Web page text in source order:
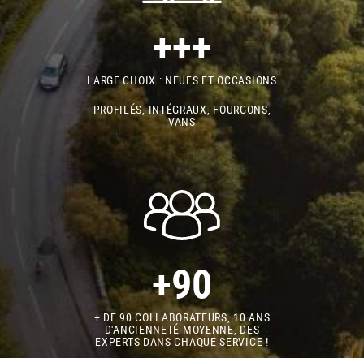
+++
LARGE CHOIX : NEUFS ET OCCASIONS
PROFILÉS, INTÉGRAUX, FOURGONS,
VANS
+90
+ DE 90 COLLABORATEURS, 10 ANS
D'ANCIENNETÉ MOYENNE, DES
EXPERTS DANS CHAQUE SERVICE !